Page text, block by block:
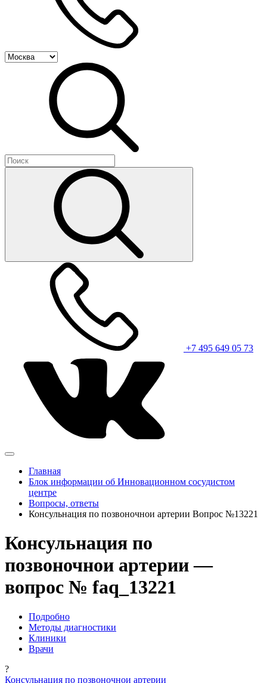
+7 495 649 05 73
Главная
Блок информации об Инновационном сосудистом
центре
Вопросы, ответы
Консульнация по позвоночнои артерии Вопрос №13221
Консульнация по
позвоночнои артерии —
вопрос № faq_13221
Подробно
Методы диагностики
Клиники
Врачи
?
Консульнация по позвоночнои артерии